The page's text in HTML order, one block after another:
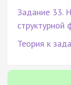
Задание 33.
структурной
Теория к